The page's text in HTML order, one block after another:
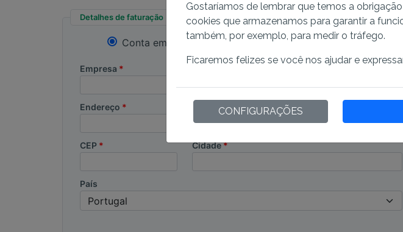
Detalhes de faturação
Conta empresarial Conta pessoal
Empresa
Endereço
CEP Cidade
País
Gostaríamos de lembrar que temos a
cookies que armazenamos para garantir a
também, por exemplo, para medir o tráfego.
Ficaremos felizes se você nos ajudar e
CONFIGURAÇÕES